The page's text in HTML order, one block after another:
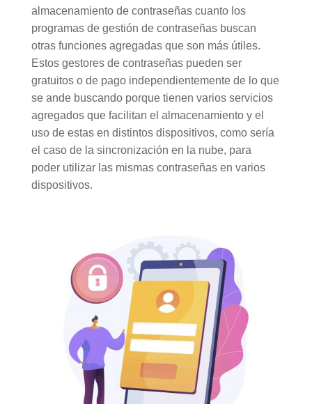
almacenamiento de contraseñas cuanto los
programas de gestión de contraseñas buscan
otras funciones agregadas que son más útiles.
Estos gestores de contraseñas pueden ser
gratuitos o de pago independientemente de lo que
se ande buscando porque tienen varios servicios
agregados que facilitan el almacenamiento y el
uso de estas en distintos dispositivos, como sería
el caso de la sincronización en la nube, para
poder utilizar las mismas contraseñas en varios
dispositivos.